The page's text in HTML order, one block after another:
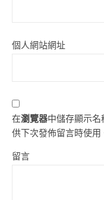
個人網站網址
在瀏覽器中儲存顯示
供下次發佈留言時使用
留言